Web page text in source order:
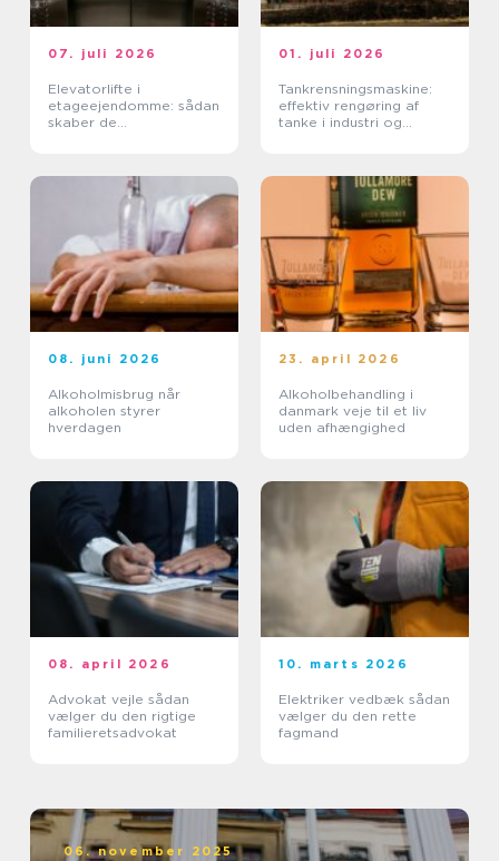
07. juli 2026
Elevatorlifte i
etageejendomme: sådan
skaber de
01. juli 2026
Tankrensningsmaskine:
effektiv rengøring af
tanke i industri og
08. juni 2026
Alkoholmisbrug når
alkoholen styrer
hverdagen
23. april 2026
Alkoholbehandling i
danmark veje til et liv
uden afhængighed
08. april 2026
Advokat vejle sådan
vælger du den rigtige
familieretsadvokat
10. marts 2026
Elektriker vedbæk sådan
vælger du den rette
fagmand
06. november 2025